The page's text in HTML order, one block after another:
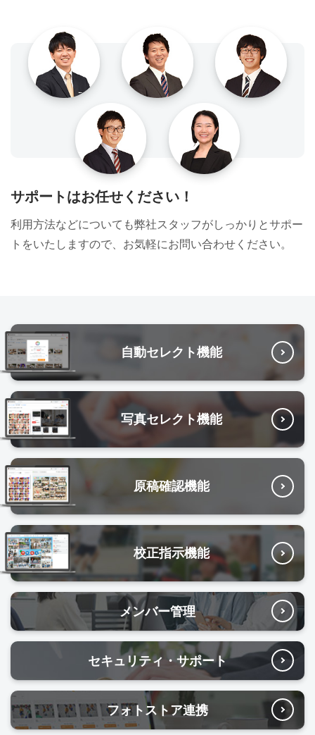
サポートはお任せください！
利用方法などについても弊社スタッフがしっかりとサポー
トをいたしますので、お気軽にお問い合わせください。
自動セレクト機能
写真セレクト機能
原稿確認機能
校正指示機能
メンバー管理
セキュリティ・サポート
フォトストア連携